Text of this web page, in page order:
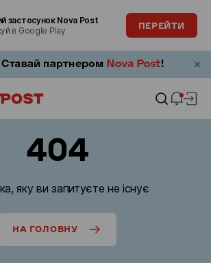
застосунок Nova Post
в Google Play
ПЕРЕЙТИ
404
яку ви запитуєте не існує
НА ГОЛОВНУ